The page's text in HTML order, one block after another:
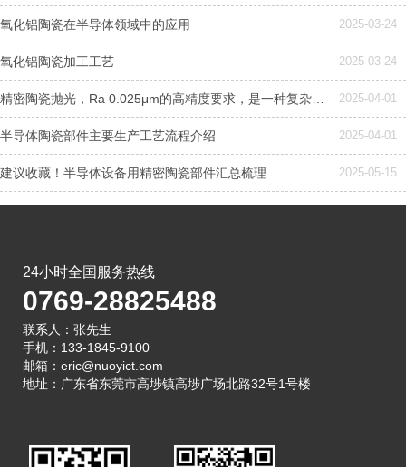
氧化铝陶瓷在半导体领域中的应用 2025-03-24
氧化铝陶瓷加工工艺 2025-03-24
2025-04-01
半导体陶瓷部件主要生产工艺流程介绍 2025-04-01
建议收藏！半导体设备用精密陶瓷部件汇总梳理 2025-05-15
24小时全国服务热线
0769-28825488
联系人：张先生
手机：133-1845-9100
邮箱：eric@nuoyict.com
地址：广东省东莞市高埗镇高埗广场北路32号1号楼